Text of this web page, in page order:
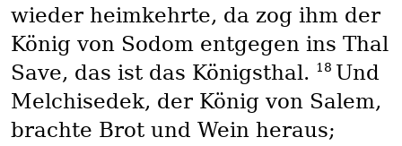
wieder heimkehrte, da zog ihm der
König von Sodom entgegen ins Thal
Save, das ist das Königsthal. 18 Und
Melchisedek, der König von Salem,
brachte Brot und Wein heraus;